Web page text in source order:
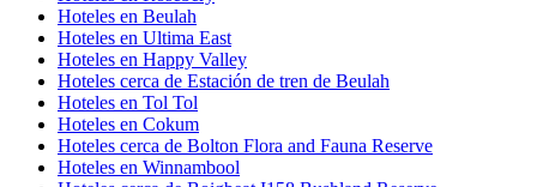
Hoteles en Beulah
Hoteles en Ultima East
Hoteles en Happy Valley
Hoteles cerca de Estación de tren de Beulah
Hoteles en Tol Tol
Hoteles en Cokum
Hoteles cerca de Bolton Flora and Fauna Reserve
Hoteles en Winnambool